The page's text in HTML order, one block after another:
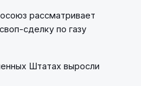
рассматривает
сделку по газу
Штатах выросли